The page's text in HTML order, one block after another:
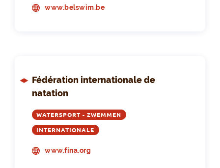
www.belswim.be
Fédération internationale de
natation
WATERSPORT - ZWEMMEN
INTERNATIONALE
www.fina.org